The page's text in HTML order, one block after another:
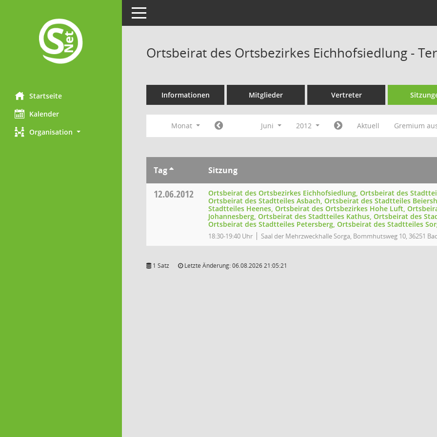
Startseite
Kalender
Organisation
Toggle navigation
Ortsbeirat des Ortsbezirkes Eichhofsiedlung -
Informationen Mitglieder Vertreter
Monat Juni 2012 Aktuell Gremium
Tag Sitzung
12.06.2012
Ortsbeirat des Ortsbezirkes Eichhofsiedlung, Ortsbeirat des
Ortsbeirat des Stadtteiles Asbach, Ortsbeirat des Stadtteiles
Stadtteiles Heenes, Ortsbeirat des Ortsbezirkes Hohe Luft,
Johannesberg, Ortsbeirat des Stadtteiles Kathus, Ortsbeirat des
Ortsbeirat des Stadtteiles Petersberg, Ortsbeirat des Stadtteiles
18:30-19:40 Uhr Saal der Mehrzweckhalle Sorga, Bommhutsweg 10, 36251
1 Satz Letzte Änderung: 06.08.2026 21:05:21